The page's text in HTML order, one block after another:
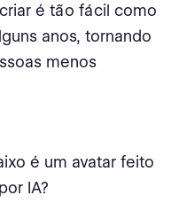
é tão fácil como
anos, tornando
menos
é um avatar feito
IA?